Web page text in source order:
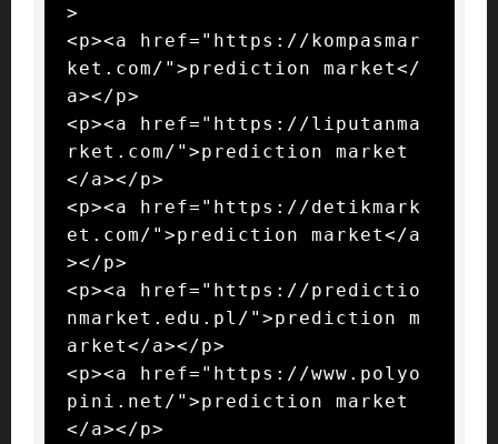
>
<p><a href="https://kompasmar
ket.com/">prediction market</
a></p>
<p><a href="https://liputanma
rket.com/">prediction market
</a></p>
<p><a href="https://detikmark
et.com/">prediction market</a
></p>
<p><a href="https://predictio
nmarket.edu.pl/">prediction m
arket</a></p>
<p><a href="https://www.polyo
pini.net/">prediction market
</a></p>